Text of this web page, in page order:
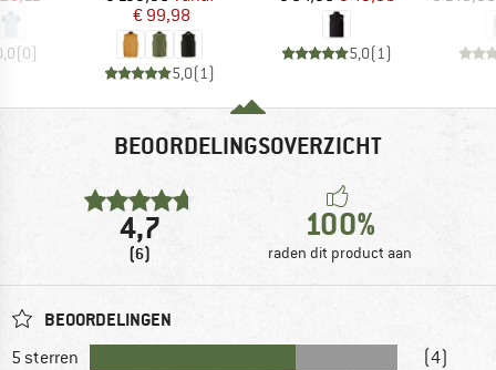
(0)
€ 99,98
5,0(1)
5,0(1)
BEOORDELINGSOVERZICHT
4,7
(6)
100%
raden dit product aan
BEOORDELINGEN
5 sterren
(4)